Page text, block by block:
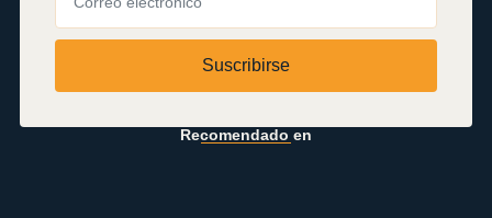
Suscribirse
Recomendado en